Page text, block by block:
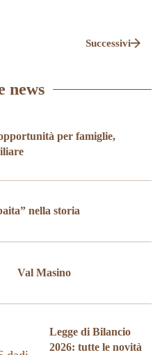
Successivi
news
per famiglie,
nella storia
Val Masino
Legge di Bilancio
2026: tutte le novità